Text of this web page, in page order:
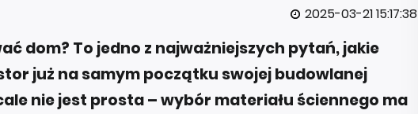
2025-03-21 15:17:38
dom? To jedno z najważniejszych pytań, jakie
już na samym początku swojej budowlanej
nie jest prosta – wybór materiału ściennego ma